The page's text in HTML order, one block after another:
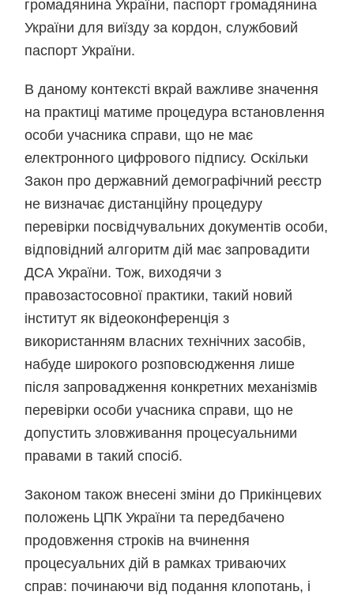
громадянина України, паспорт громадянина
України для виїзду за кордон, службовий
паспорт України.
В даному контексті вкрай важливе значення
на практиці матиме процедура встановлення
особи учасника справи, що не має
електронного цифрового підпису. Оскільки
Закон про державний демографічний реєстр
не визначає дистанційну процедуру
перевірки посвідчувальних документів особи,
відповіднийалгоритм дій має запровадити
ДСА України. Тож, виходячи з
правозастосовної практики, такий новий
інститут як відеоконференція з
використанням власних технічних засобів,
набуде широкого розповсюдження лише
після запровадження конкретних механізмів
перевірки особи учасника справи, що не
допустить зловживання процесуальними
правами в такий спосіб.
Законом також внесені зміни до Прикінцевих
положень ЦПК України та передбачено
продовження строків на вчинення
процесуальних дій в рамках триваючих
справ: починаючи від подання клопотань, і